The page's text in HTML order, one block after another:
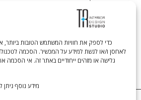
לאחסן ו/או לגשת למידע על המכשיר. הסכמה
גלישה או מזהים ייחודיים באתר זה. אי הסכמה
מידע נוסף ניתן